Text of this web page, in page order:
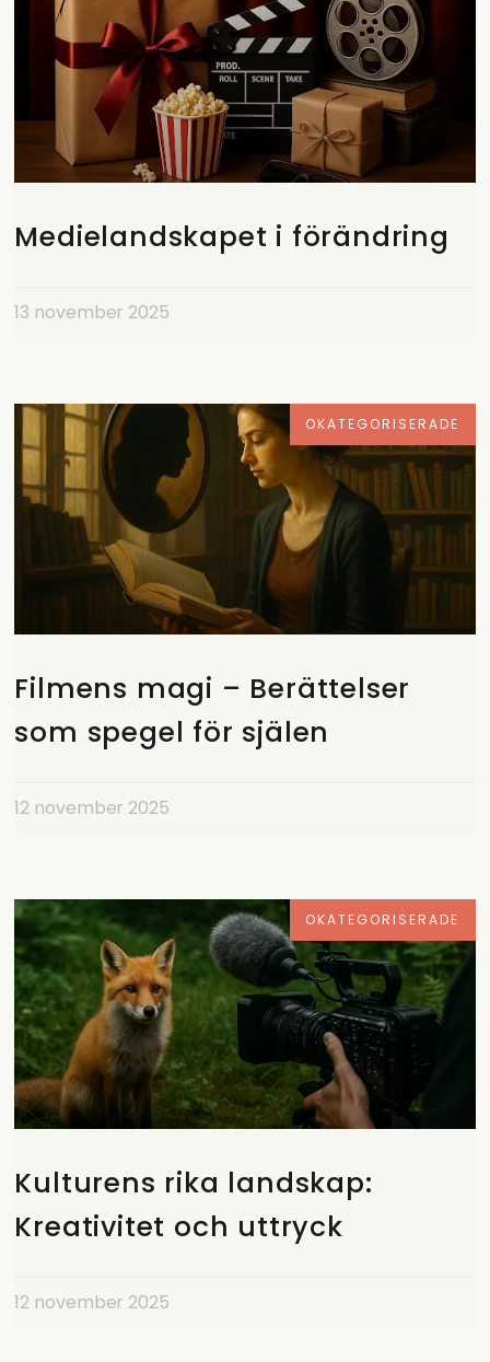
Medielandskapet i förändring
13 november 2025
OKATEGORISERADE
Filmens magi – Berättelser
som spegel för själen
12 november 2025
OKATEGORISERADE
Kulturens rika landskap:
Kreativitet och uttryck
12 november 2025